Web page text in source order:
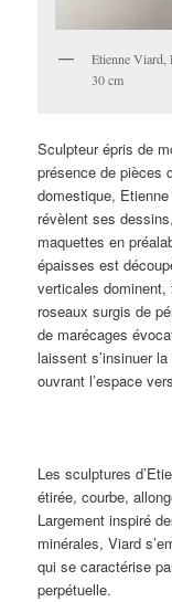
Etienne Viard,
30 cm
Sculpteur épris de
présence de pièces
domestique,
révèlent ses
maquettes en
épaisses est
verticales
roseaux surgis de
de marécages
laissent s’insinuer
ouvrant l’espace
Les sculptures
étirée, courbe,
Largement inspiré
minérales, Viard
qui se caractérise
perpétuelle.